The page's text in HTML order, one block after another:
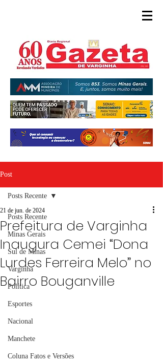
Post
Posts Recente
Minas Gerais
Sul de Minas
Varginha
Política
Esportes
Nacional
Manchete
Coluna Fatos e Versões
Posts Recente
Prefeitura de Varginha
Inaugura Cemei “Dona
Lurdes Ferreira Melo” no
Bairro Bouganville
21 de jun. de 2024